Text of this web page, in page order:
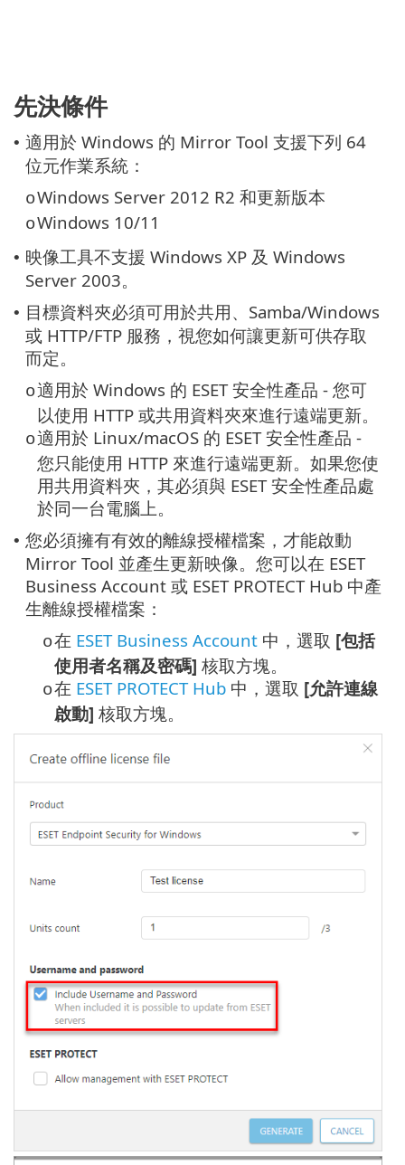
先決條件
• 適用於 Windows 的 Mirror Tool 支援下列 64
位元作業系統：
oWindows Server 2012 R2 和更新版本
oWindows 10/11
• 映像工具不支援 Windows XP 及 Windows
Server 2003。
• 目標資料夾必須可用於共用、Samba/Windows
或 HTTP/FTP 服務，視您如何讓更新可供存取
而定。
o適用於 Windows 的 ESET 安全性產品 - 您可
以使用 HTTP 或共用資料夾來進行遠端更新。
o適用於 Linux/macOS 的 ESET 安全性產品 -
您只能使用 HTTP 來進行遠端更新。如果您使
用共用資料夾，其必須與 ESET 安全性產品處
於同一台電腦上。
• 您必須擁有有效的離線授權檔案，才能啟動
Mirror Tool 並產生更新映像。您可以在 ESET
Business Account 或 ESET PROTECT Hub 中產
生離線授權檔案：
o在 ESET Business Account 中，選取 [包括
使用者名稱及密碼] 核取方塊。
o在 ESET PROTECT Hub 中，選取 [允許連線
啟動] 核取方塊。